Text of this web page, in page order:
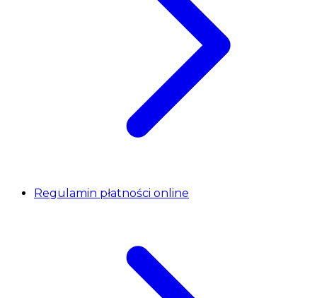
Regulamin płatności online